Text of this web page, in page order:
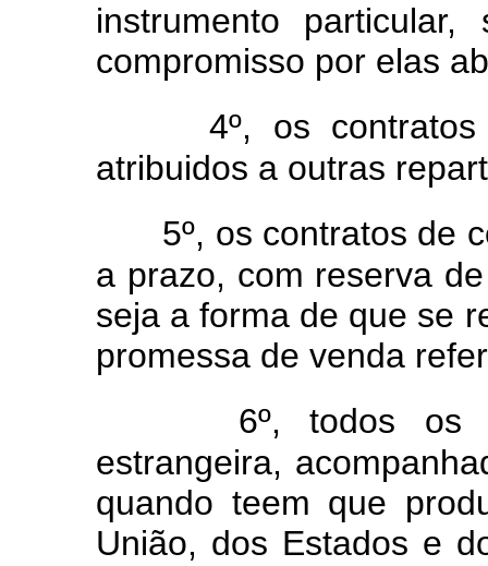
instrumento
compromisso por elas
4º, os
atribuidos a outras
5º, os contratos de
a prazo, com reserva
seja a forma de que se
promessa de venda
6º, todos os
estrangeira,
quando teem que
União, dos Estados e